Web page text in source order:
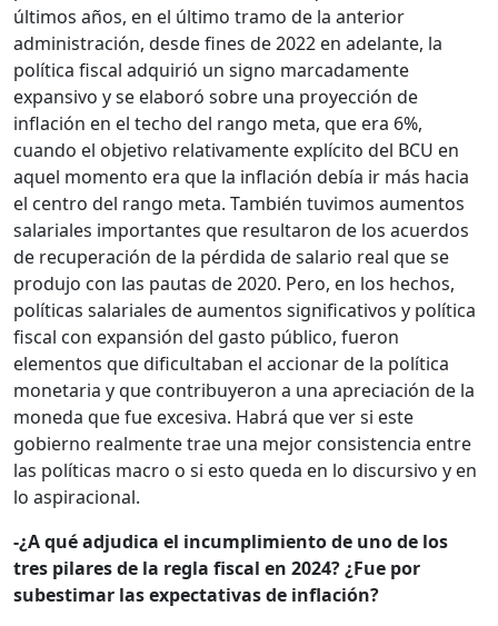
últimos años, en el último tramo de la anterior
administración, desde fines de 2022 en adelante, la
política fiscal adquirió un signo marcadamente
expansivo y se elaboró sobre una proyección de
inflación en el techo del rango meta, que era 6%,
cuando el objetivo relativamente explícito del BCU en
aquel momento era que la inflación debía ir más hacia
el centro del rango meta. También tuvimos aumentos
salariales importantes que resultaron de los acuerdos
de recuperación de la pérdida de salario real que se
produjo con las pautas de 2020. Pero, en los hechos,
políticas salariales de aumentos significativos y política
fiscal con expansión del gasto público, fueron
elementos que dificultaban el accionar de la política
monetaria y que contribuyeron a una apreciación de la
moneda que fue excesiva. Habrá que ver si este
gobierno realmente trae una mejor consistencia entre
las políticas macro o si esto queda en lo discursivo y en
lo aspiracional.
-¿A qué adjudica el incumplimiento de uno de los
tres pilares de la regla fiscal en 2024? ¿Fue por
subestimar las expectativas de inflación?